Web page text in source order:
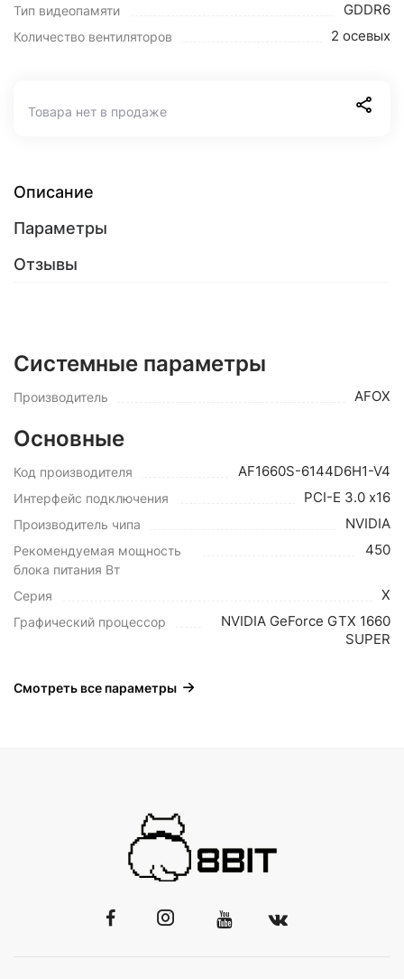
Тип видеопамяти GDDR6
Количество вентиляторов 2 осевых
Товара нет в продаже
Описание
Параметры
Отзывы
Системные параметры
Производитель AFOX
Основные
Код производителя AF1660S-6144D6H1-V4
Интерфейс подключения PCI-E 3.0 х16
Производитель чипа NVIDIA
Рекомендуемая мощность
блока питания Вт
450
Серия X
Графический процессор
NVIDIA GeForce GTX 1660
SUPER
Смотреть все параметры